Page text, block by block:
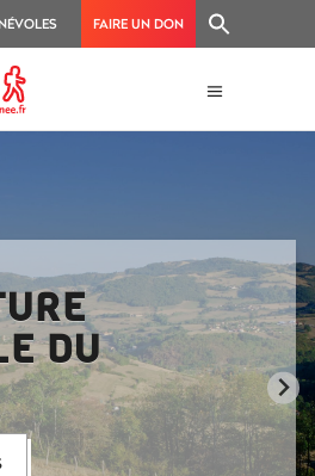
FAIRE UN DON
DU